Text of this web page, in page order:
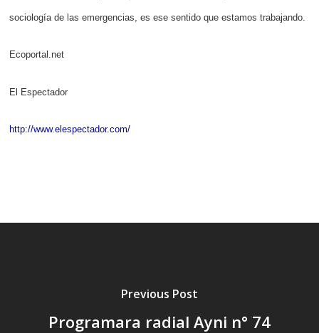
sociología de las emergencias, es ese sentido que estamos trabajando.
Ecoportal.net
El Espectador
http://www.elespectador.com/
Previous Post
Programara radial Ayni n° 74